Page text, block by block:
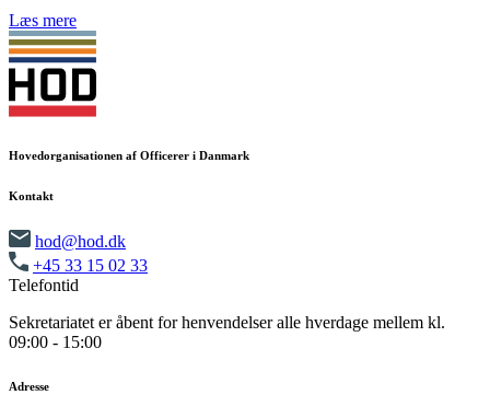
Læs mere
Hovedorganisationen af Officerer i Danmark
Kontakt
hod@hod.dk
+45 33 15 02 33
Telefontid
Sekretariatet er åbent for henvendelser alle hverdage mellem kl.
09:00 - 15:00
Adresse